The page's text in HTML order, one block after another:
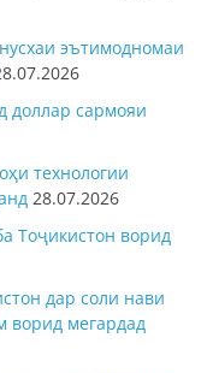
эътимодномаи
доллар сармояи
технологии
28.07.2026
Тоҷикистон ворид
дар соли нави
ворид мегардад